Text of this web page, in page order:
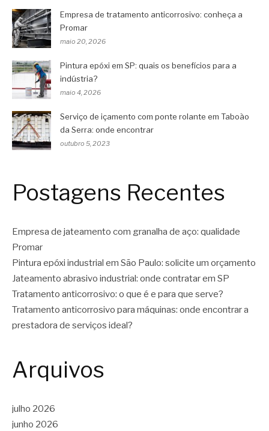
Empresa de tratamento anticorrosivo: conheça a
Promar
maio 20, 2026
Pintura epóxi em SP: quais os benefícios para a
indústria?
maio 4, 2026
Serviço de içamento com ponte rolante em Taboão
da Serra: onde encontrar
outubro 5, 2023
Postagens Recentes
Empresa de jateamento com granalha de aço: qualidade
Promar
Pintura epóxi industrial em São Paulo: solicite um orçamento
Jateamento abrasivo industrial: onde contratar em SP
Tratamento anticorrosivo: o que é e para que serve?
Tratamento anticorrosivo para máquinas: onde encontrar a
prestadora de serviços ideal?
Arquivos
julho 2026
junho 2026